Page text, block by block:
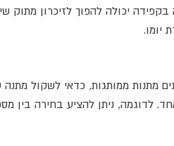
יכולה להפוך לזיכרון מתוק
יומו.
מתנות ממותגות, כדאי לשקול
לדוגמה, ניתן להציע בחירה בין